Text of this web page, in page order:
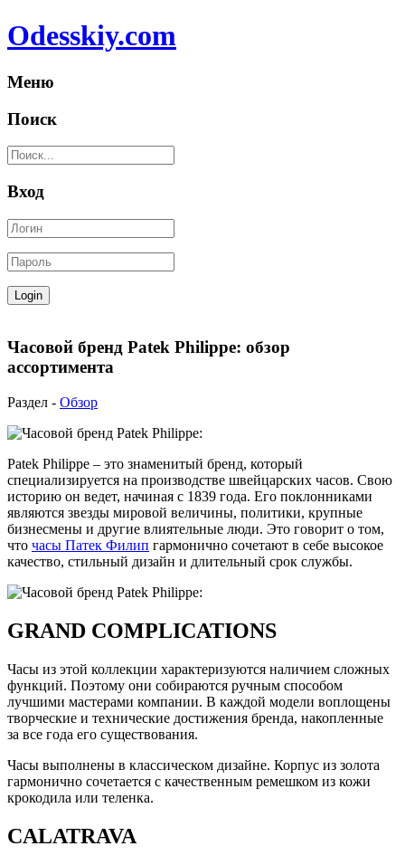
Odesskiy.com
Меню
Поиск
Вход
Часовой бренд Patek Philippe: обзор
ассортимента
Раздел - Обзор
Patek Philippe – это знаменитый бренд, который
специализируется на производстве швейцарских часов. Свою
историю он ведет, начиная с 1839 года. Его поклонниками
являются звезды мировой величины, политики, крупные
бизнесмены и другие влиятельные люди. Это говорит о том,
что часы Патек Филип гармонично сочетают в себе высокое
качество, стильный дизайн и длительный срок службы.
GRAND COMPLICATIONS
Часы из этой коллекции характеризуются наличием сложных
функций. Поэтому они собираются ручным способом
лучшими мастерами компании. В каждой модели воплощены
творческие и технические достижения бренда, накопленные
за все года его существования.
Часы выполнены в классическом дизайне. Корпус из золота
гармонично сочетается с качественным ремешком из кожи
крокодила или теленка.
CALATRAVA